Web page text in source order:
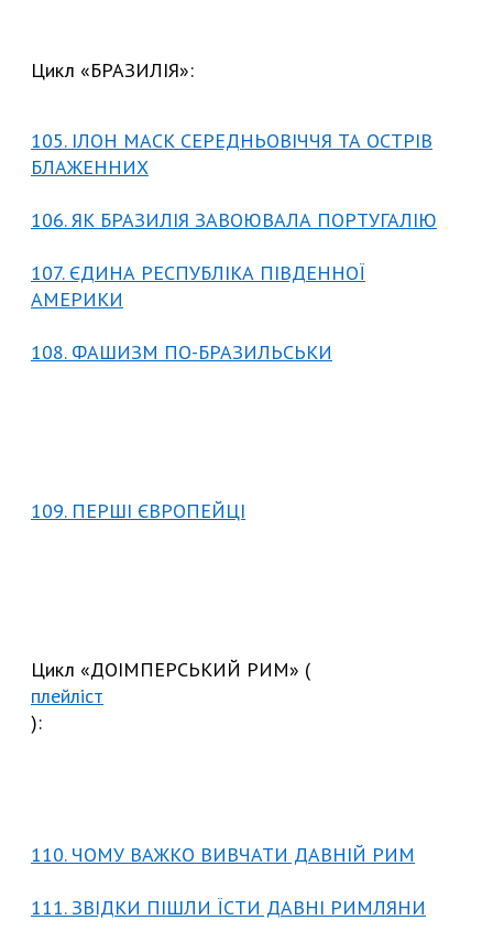
Цикл «БРАЗИЛІЯ»:
105. ІЛОН МАСК СЕРЕДНЬОВІЧЧЯ ТА ОСТРІВ
БЛАЖЕННИХ
106. ЯК БРАЗИЛІЯ ЗАВОЮВАЛА ПОРТУГАЛІЮ
107. ЄДИНА РЕСПУБЛІКА ПІВДЕННОЇ
АМЕРИКИ
108. ФАШИЗМ ПО-БРАЗИЛЬСЬКИ
109. ПЕРШІ ЄВРОПЕЙЦІ
Цикл «ДОІМПЕРСЬКИЙ РИМ» (
плейліст
):
110. ЧОМУ ВАЖКО ВИВЧАТИ ДАВНІЙ РИМ
111. ЗВІДКИ ПІШЛИ ЇСТИ ДАВНІ РИМЛЯНИ